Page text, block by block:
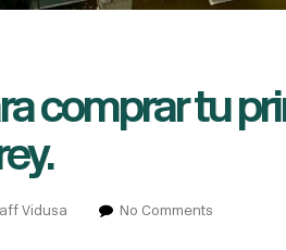
comprar tu
Vidusa No Comments